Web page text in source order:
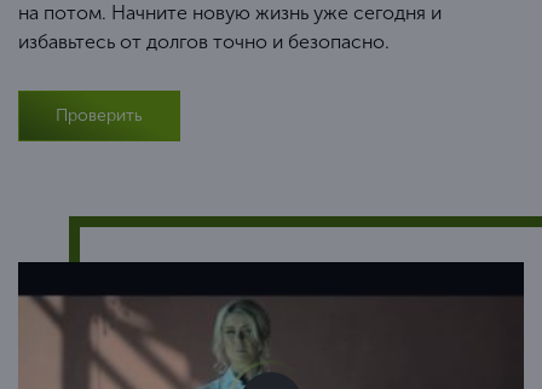
на потом. Начните новую жизнь уже сегодня и
избавьтесь от долгов точно и безопасно.
Проверить